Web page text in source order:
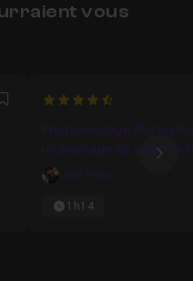
vous
Favori4.6666666666667
Photomontage
un paysage de science
désertique
Joel Riba
1h14